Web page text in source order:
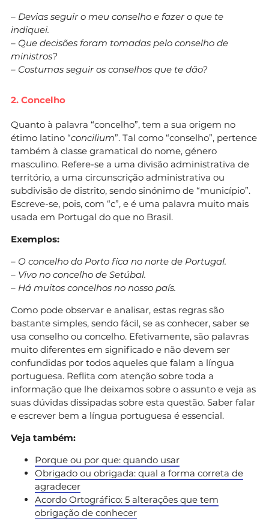
– Devias seguir o meu conselho e fazer o que te
indiquei.
– Que decisões foram tomadas pelo conselho de
ministros?
– Costumas seguir os conselhos que te dão?
2. Concelho
Quanto à palavra “concelho”, tem a sua origem no
étimo latino “concilium”. Tal como “conselho”, pertence
também à classe gramatical do nome, género
masculino. Refere-se a uma divisão administrativa de
território, a uma circunscrição administrativa ou
subdivisão de distrito, sendo sinónimo de “município”.
Escreve-se, pois, com “c”, e é uma palavra muito mais
usada em Portugal do que no Brasil.
Exemplos:
– O concelho do Porto fica no norte de Portugal.
– Vivo no concelho de Setúbal.
– Há muitos concelhos no nosso país.
Como pode observar e analisar, estas regras são
bastante simples, sendo fácil, se as conhecer, saber se
usa conselho ou concelho. Efetivamente, são palavras
muito diferentes em significado e não devem ser
confundidas por todos aqueles que falam a língua
portuguesa. Reflita com atenção sobre toda a
informação que lhe deixamos sobre o assunto e veja as
suas dúvidas dissipadas sobre esta questão. Saber falar
e escrever bem a língua portuguesa é essencial.
Veja também:
Porque ou por que: quando usar
Obrigado ou obrigada: qual a forma correta de
agradecer
Acordo Ortográfico: 5 alterações que tem
obrigação de conhecer